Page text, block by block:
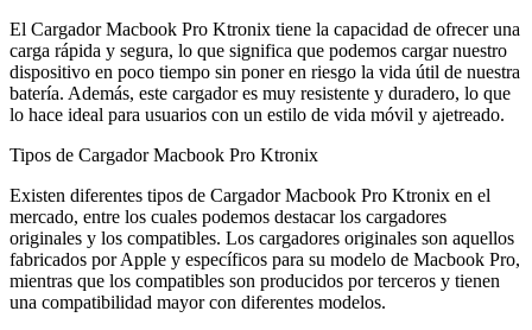
El Cargador Macbook Pro Ktronix tiene la capacidad de ofrecer una
carga rápida y segura, lo que significa que podemos cargar nuestro
dispositivo en poco tiempo sin poner en riesgo la vida útil de nuestra
batería. Además, este cargador es muy resistente y duradero, lo que
lo hace ideal para usuarios con un estilo de vida móvil y ajetreado.
Tipos de Cargador Macbook Pro Ktronix
Existen diferentes tipos de Cargador Macbook Pro Ktronix en el
mercado, entre los cuales podemos destacar los cargadores
originales y los compatibles. Los cargadores originales son aquellos
fabricados por Apple y específicos para su modelo de Macbook Pro,
mientras que los compatibles son producidos por terceros y tienen
una compatibilidad mayor con diferentes modelos.